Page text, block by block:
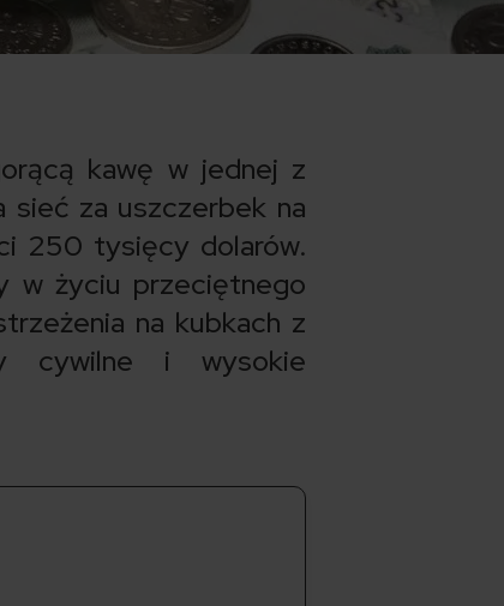
kawę w jednej z
sieć za uszczerbek na
250 tysięcy dolarów.
w życiu przeciętnego
na kubkach z
cywilne i wysokie